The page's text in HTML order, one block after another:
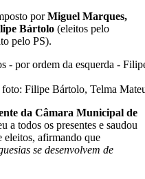
porMiguel Marques,
Bártolo (eleitos pelo
pelo PS).
foto: Filipe Bártolo, Telma
da Câmara Municipal de
a todos os presentes e saudou
eleitos, afirmando que
se desenvolvem de